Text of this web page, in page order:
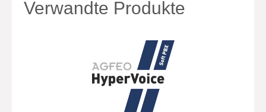
Verwandte Produkte